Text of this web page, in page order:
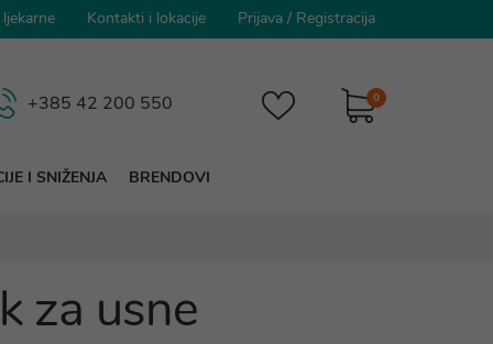
Kontakti i lokacije Prijava / Registracija
0
+385 42 200 550
I SNIŽENJA BRENDOVI
za usne